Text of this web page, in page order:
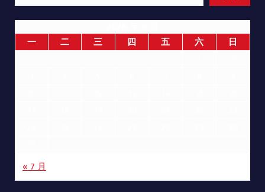
一
二 三 四 五 六
日
« 7 月